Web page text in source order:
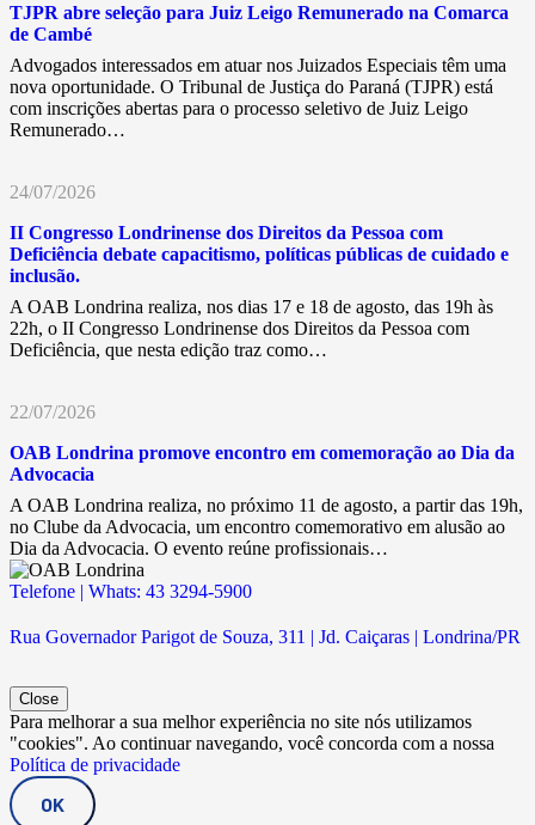
TJPR abre seleção para Juiz Leigo Remunerado na Comarca
de Cambé
Advogados interessados em atuar nos Juizados Especiais têm uma
nova oportunidade. O Tribunal de Justiça do Paraná (TJPR) está
com inscrições abertas para o processo seletivo de Juiz Leigo
Remunerado…
24/07/2026
II Congresso Londrinense dos Direitos da Pessoa com
Deficiência debate capacitismo, políticas públicas de cuidado e
inclusão.
A OAB Londrina realiza, nos dias 17 e 18 de agosto, das 19h às
22h, o II Congresso Londrinense dos Direitos da Pessoa com
Deficiência, que nesta edição traz como…
22/07/2026
OAB Londrina promove encontro em comemoração ao Dia da
Advocacia
A OAB Londrina realiza, no próximo 11 de agosto, a partir das 19h,
no Clube da Advocacia, um encontro comemorativo em alusão ao
Dia da Advocacia. O evento reúne profissionais…
Telefone | Whats: 43 3294-5900
Rua Governador Parigot de Souza, 311 | Jd. Caiçaras | Londrina/PR
Close
Para melhorar a sua melhor experiência no site nós utilizamos
"cookies". Ao continuar navegando, você concorda com a nossa
Política de privacidade
OK